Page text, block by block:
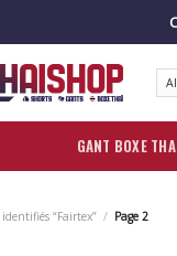
GANT BOXE
“Fairtex” / Page 2